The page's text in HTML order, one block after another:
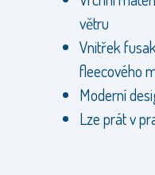
větru
Vnitřek
fleecového
Moderní
Lze prát v